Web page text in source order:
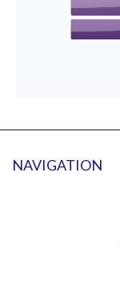
NAVIGATION